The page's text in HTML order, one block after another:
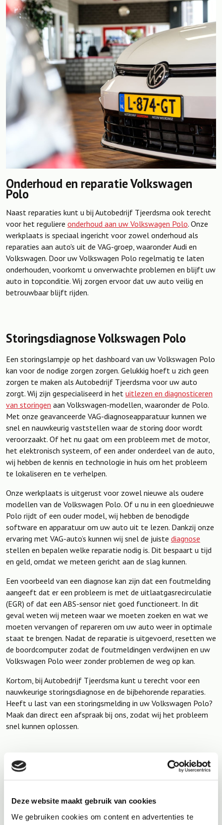
Deze website maakt gebruik van cookies
We gebruiken cookies om content en advertenties te
Onderhoud en reparatie Volkswagen
Polo
Naast reparaties kunt u bij Autobedrijf Tjeerdsma ook terecht
voor het reguliere onderhoud aan uw Volkswagen Polo. Onze
werkplaats is speciaal ingericht voor zowel onderhoud als
reparaties aan auto's uit de VAG-groep, waaronder Audi en
Volkswagen. Door uw Volkswagen Polo regelmatig te laten
onderhouden, voorkomt u onverwachte problemen en blijft uw
auto in topconditie. Wij zorgen ervoor dat uw auto veilig en
betrouwbaar blijft rijden.
Storingsdiagnose Volkswagen Polo
Een storingslampje op het dashboard van uw Volkswagen Polo
kan voor de nodige zorgen zorgen. Gelukkig hoeft u zich geen
zorgen te maken als Autobedrijf Tjeerdsma voor uw auto
zorgt. Wij zijn gespecialiseerd in het uitlezen en diagnosticeren
van storingen aan Volkswagen-modellen, waaronder de Polo.
Met onze geavanceerde VAG-diagnoseapparatuur kunnen we
snel en nauwkeurig vaststellen waar de storing door wordt
veroorzaakt. Of het nu gaat om een probleem met de motor,
het elektronisch systeem, of een ander onderdeel van de auto,
wij hebben de kennis en technologie in huis om het probleem
te lokaliseren en te verhelpen.
Onze werkplaats is uitgerust voor zowel nieuwe als oudere
modellen van de Volkswagen Polo. Of u nu in een gloednieuwe
Polo rijdt of een ouder model, wij hebben de benodigde
software en apparatuur om uw auto uit te lezen. Dankzij onze
ervaring met VAG-auto’s kunnen wij snel de juiste diagnose
stellen en bepalen welke reparatie nodig is. Dit bespaart u tijd
en geld, omdat we meteen gericht aan de slag kunnen.
Een voorbeeld van een diagnose kan zijn dat een foutmelding
aangeeft dat er een probleem is met de uitlaatgasrecirculatie
(EGR) of dat een ABS-sensor niet goed functioneert. In dit
geval weten wij meteen waar we moeten zoeken en wat we
moeten vervangen of repareren om uw auto weer in optimale
staat te brengen. Nadat de reparatie is uitgevoerd, resetten we
de boordcomputer zodat de foutmeldingen verdwijnen en uw
Volkswagen Polo weer zonder problemen de weg op kan.
Kortom, bij Autobedrijf Tjeerdsma kunt u terecht voor een
nauwkeurige storingsdiagnose en de bijbehorende reparaties.
Heeft u last van een storingsmelding in uw Volkswagen Polo?
Maak dan direct een afspraak bij ons, zodat wij het probleem
snel kunnen oplossen.